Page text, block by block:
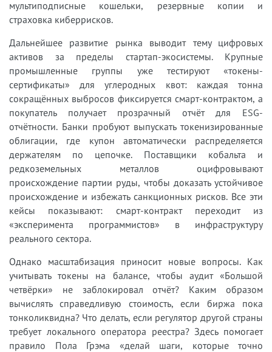
мультиподписные кошельки, резервные копии и
страховка киберрисков.
Дальнейшее развитие рынка выводит тему цифровых
активов за пределы стартап-экосистемы. Крупные
промышленные группы уже тестируют «токены-
сертификаты» для углеродных квот: каждая тонна
сокращённых выбросов фиксируется смарт-контрактом, а
покупатель получает прозрачный отчёт для ESG-
отчётности. Банки пробуют выпускать токенизированные
облигации, где купон автоматически распределяется
держателям по цепочке. Поставщики кобальта и
редкоземельных металлов оцифровывают
происхождение партии руды, чтобы доказать устойчивое
происхождение и избежать санкционных рисков. Все эти
кейсы показывают: смарт-контракт переходит из
«эксперимента программистов» в инфраструктуру
реального сектора.
Однако масштабизация приносит новые вопросы. Как
учитывать токены на балансе, чтобы аудит «Большой
четвёрки» не заблокировал отчёт? Каким образом
вычислять справедливую стоимость, если биржа пока
тонколиквидна? Что делать, если регулятор другой страны
требует локального оператора реестра? Здесь помогает
правило Пола Грэма «делай шаги, которые точно